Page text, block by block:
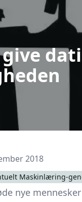
2018
Maskinlæring-
nye